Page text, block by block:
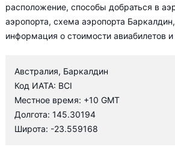
расположение, способы добраться в
аэропорта, схема аэропорта
информация о стоимости авиабилетов
Австралия, Баркалдин
Код ИАТА: BCI
Местное время: +10 GMT
Долгота: 145.30194
Широта: -23.559168